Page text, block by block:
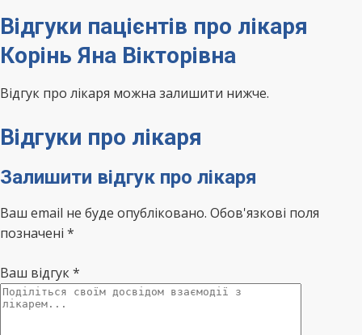
Відгуки пацієнтів про лікаря
Корінь Яна Вікторівна
Відгук про лікаря можна залишити нижче.
Відгуки про лікаря
Залишити відгук про лікаря
Ваш email не буде опубліковано. Обов'язкові поля
позначені *
Ваш відгук*